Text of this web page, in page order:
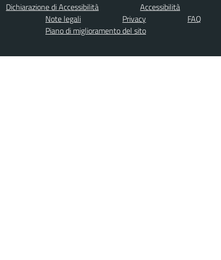
Dichiarazione di Accessibilità
Accessibilità
Note legali
Privacy
FAQ
Piano di miglioramento del sito